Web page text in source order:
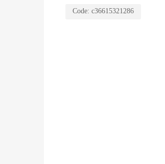
Code: c36615321286